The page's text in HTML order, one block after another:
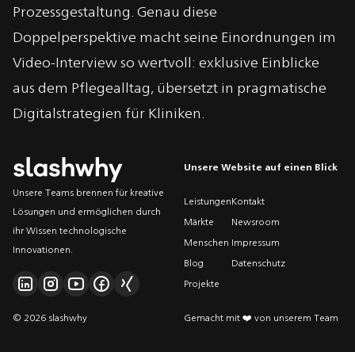
Prozessgestaltung. Genau diese
Doppelperspektive macht seine Einordnungen im
Video-Interview so wertvoll: exklusive Einblicke
aus dem Pflegealltag, übersetzt in pragmatische
Digitalstrategien für Kliniken.
Unsere Teams brennen für kreative
Lösungen und ermöglichen durch
ihr Wissen technologische
Innovationen.
© 2026 slashwhy
Unsere Website auf einen Blick
Leistungen
Märkte
Menschen
Blog
Projekte
Kontakt
Newsroom
Impressum
Datenschutz
Gemacht mit ❤️ von unserem Team